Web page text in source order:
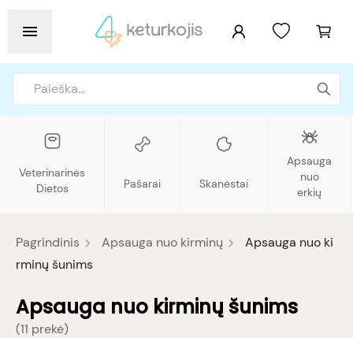
Veterinarinės
Dietos
Pašarai Skanėstai
Apsauga
nuo
erkių
Pagrindinis Apsauga nuo kirminų
Apsauga nuo ki
rminų šunims
Apsauga nuo kirminų šunims
(11 prekė)